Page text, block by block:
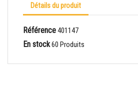
Détails du produit
Référence401147
En stock60 Produits